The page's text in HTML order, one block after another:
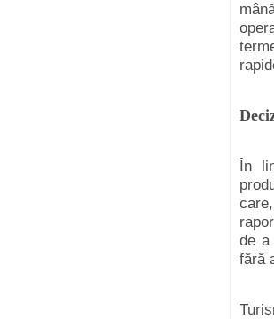
În
de a
fără